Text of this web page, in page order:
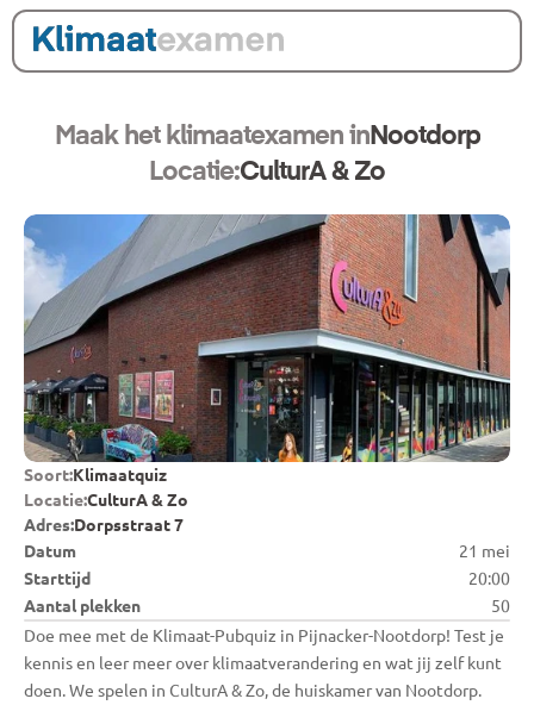
Maak het klimaatexamen inNootdorp
CulturA & Zo
Locatie:
Datum
21 mei
Starttijd
20:00
Aantal plekken
50
Doe mee met de Klimaat-Pubquiz in Pijnacker-Nootdorp! Test je
kennis en leer meer over klimaatverandering en wat jij zelf kunt
doen. We spelen in CulturA & Zo, de huiskamer van Nootdorp.
Soort:Klimaatquiz
Locatie:CulturA & Zo
Adres:Dorpsstraat 7